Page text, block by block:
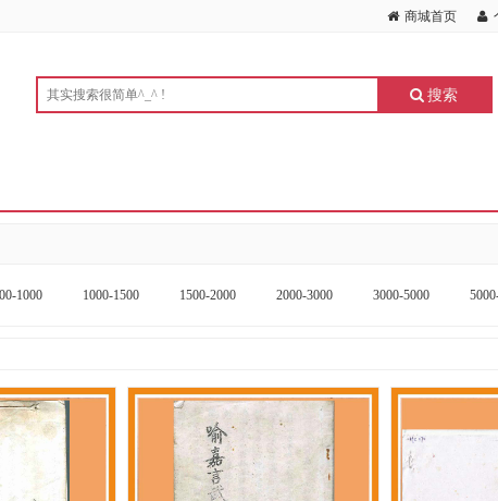
商城首页
搜索
1000 1000-1500 1500-2000 2000-3000 3000-5000